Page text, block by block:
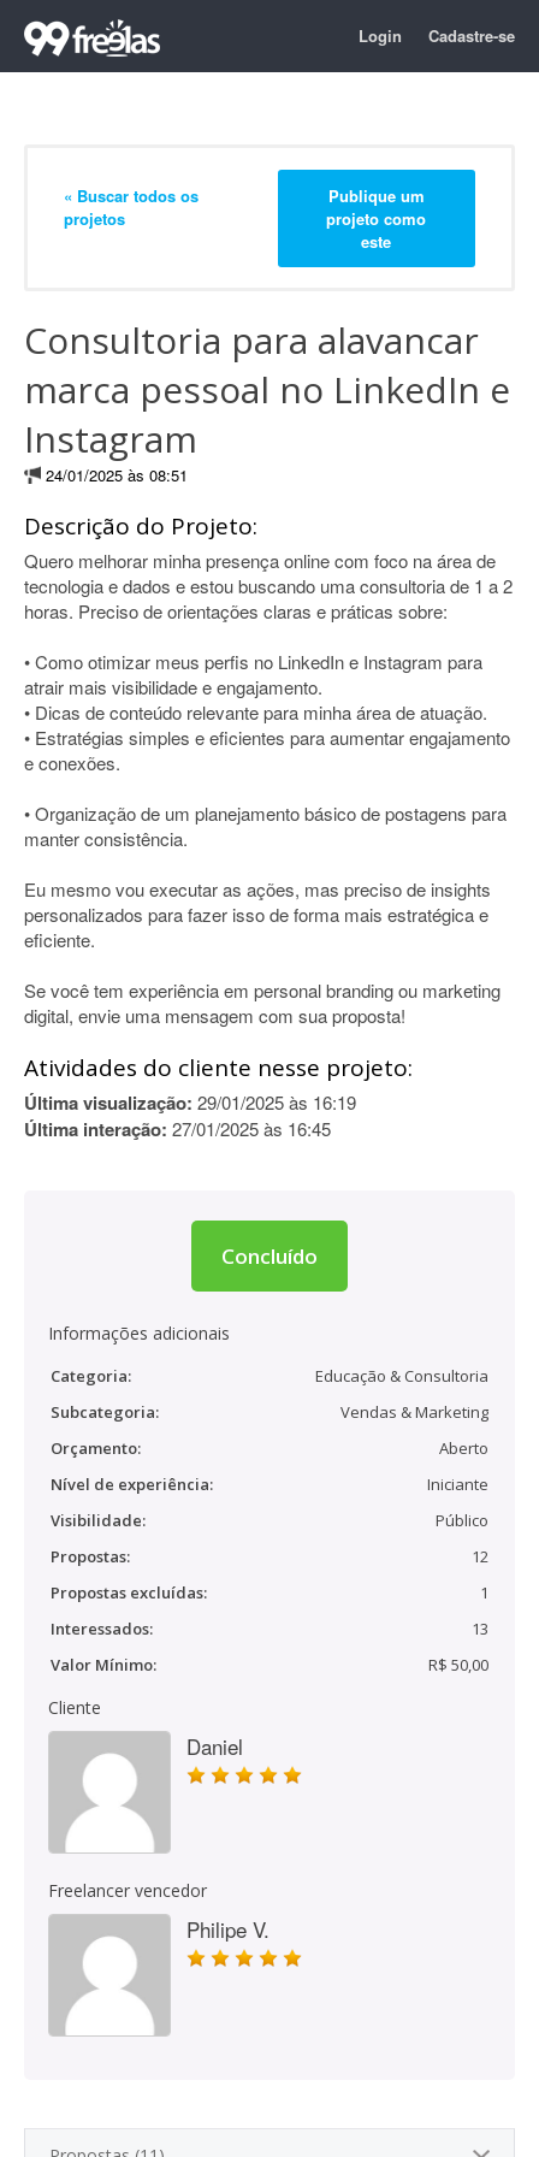
Login Cadastre-se
« Buscar todos os
projetos
Publique um
projeto como
este
Consultoria para alavancar
marca pessoal no LinkedIn e
Instagram
24/01/2025 às 08:51
Descrição do Projeto:
Quero melhorar minha presença online com foco na área de
tecnologia e dados e estou buscando uma consultoria de 1 a 2
horas. Preciso de orientações claras e práticas sobre:
• Como otimizar meus perfis no LinkedIn e Instagram para
atrair mais visibilidade e engajamento.
• Dicas de conteúdo relevante para minha área de atuação.
• Estratégias simples e eficientes para aumentar engajamento
e conexões.
• Organização de um planejamento básico de postagens para
manter consistência.
Eu mesmo vou executar as ações, mas preciso de insights
personalizados para fazer isso de forma mais estratégica e
eficiente.
Se você tem experiência em personal branding ou marketing
digital, envie uma mensagem com sua proposta!
Atividades do cliente nesse projeto:
Última visualização: 29/01/2025 às 16:19
Última interação: 27/01/2025 às 16:45
Concluído
Informações adicionais
Categoria:
Educação & Consultoria
Subcategoria:
Vendas & Marketing
Orçamento:
Aberto
Nível de experiência:
Iniciante
Visibilidade:
Público
Propostas:
12
Propostas excluídas:
1
Interessados:
13
Valor Mínimo:
R$ 50,00
Cliente
Daniel
Freelancer vencedor
Philipe V.